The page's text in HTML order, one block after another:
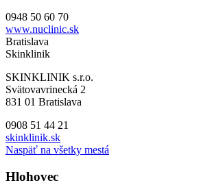
0948 50 60 70
www.nuclinic.sk
Bratislava
Skinklinik
SKINKLINIK s.r.o.
Svätovavrinecká 2
831 01 Bratislava
0908 51 44 21
skinklinik.sk
Naspäť na všetky mestá
Hlohovec